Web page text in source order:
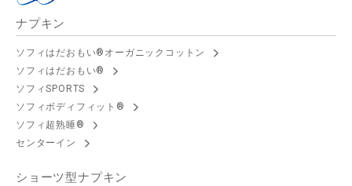
ナプキン
ソフィはだおもい®オーガニックコットン
ソフィはだおもい®
ソフィSPORTS
ソフィボディフィット®
ソフィ超熟睡®
センターイン
ショーツ型ナプキン